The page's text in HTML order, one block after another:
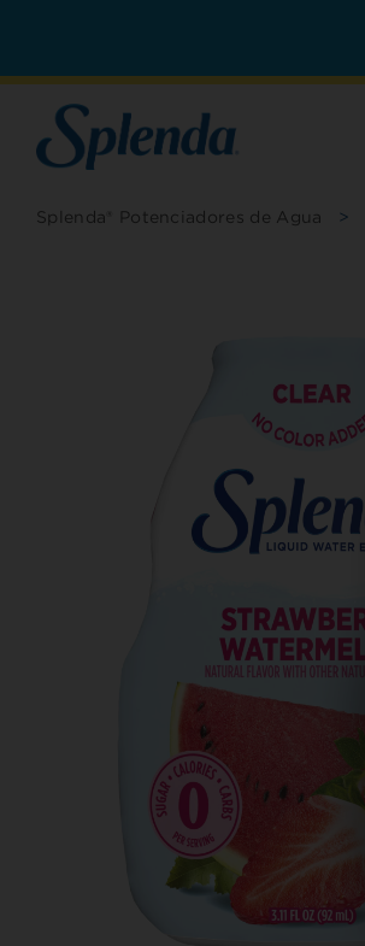
Splenda® Potenciadores de Agua >